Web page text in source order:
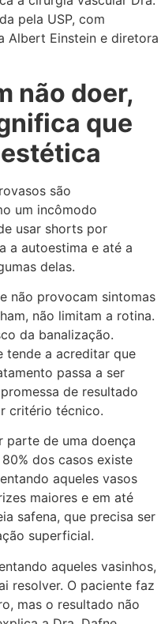
pela USP, com
Albert Einstein e diretora
não doer,
que
são
um incômodo
usar shorts por
a autoestima e até a
delas.
não provocam sintomas
não limitam a rotina.
da banalização.
tende a acreditar que
passa a ser
de resultado
critério técnico.
parte de uma doença
dos casos existe
aqueles vasos
maiores e em até
safena, que precisa ser
superficial.
aqueles vasinhos,
resolver. O paciente faz
mas o resultado não